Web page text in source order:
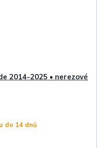
2014-2025 • nerezové
do 14 dnů